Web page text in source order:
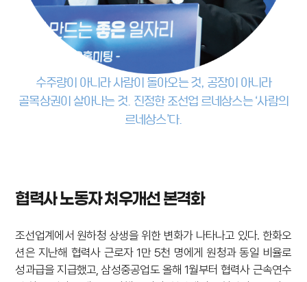
수주량이 아니라 사람이 돌아오는 것, 공장이 아니라
골목상권이 살아나는 것. 진정한 조선업 르네상스는 ‘사람의
르네상스’다.
협력사 노동자 처우개선 본격화
조선업계에서 원하청 상생을 위한 변화가 나타나고 있다. 한화오
션은 지난해 협력사 근로자 1만 5천 명에게 원청과 동일 비율로
성과급을 지급했고, 삼성중공업도 올해 1월부터 협력사 근속연수